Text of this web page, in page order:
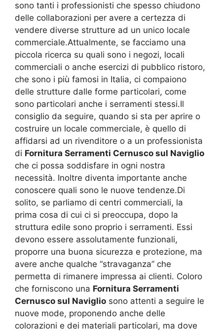
sono tanti i professionisti che spesso chiudono
delle collaborazioni per avere a certezza di
vendere diverse strutture ad un unico locale
commerciale.Attualmente, se facciamo una
piccola ricerca su quali sono i negozi, locali
commerciali o anche esercizi di pubblico ristoro,
che sono i più famosi in Italia, ci compaiono
delle strutture dalle forme particolari, come
sono particolari anche i serramenti stessi.Il
consiglio da seguire, quando si sta per aprire o
costruire un locale commerciale, è quello di
affidarsi ad un rivenditore o a un professionista
di Fornitura Serramenti Cernusco sul Naviglio
che ci possa soddisfare in ogni nostra
necessità. Inoltre diventa importante anche
conoscere quali sono le nuove tendenze.Di
solito, se parliamo di centri commerciali, la
prima cosa di cui ci si preoccupa, dopo la
struttura edile sono proprio i serramenti. Essi
devono essere assolutamente funzionali,
proporre una buona sicurezza e protezione, ma
avere anche qualche “stravaganza” che
permetta di rimanere impressa ai clienti. Coloro
che forniscono una Fornitura Serramenti
Cernusco sul Naviglio sono attenti a seguire le
nuove mode, proponendo anche delle
colorazioni e dei materiali particolari, ma dove